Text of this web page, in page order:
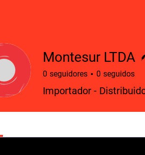
Montesur LTDA
0 seguidores 0 seguidos
Importador -